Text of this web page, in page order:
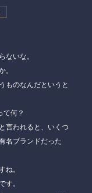
ないな。
。
ものなんだというと
何？
言われると、いくつ
名ブランドだった
ね。
す。